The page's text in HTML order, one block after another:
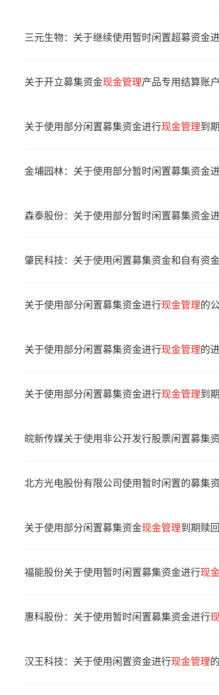
三元生物：关于继续使用暂时闲置超募资金
关于开立募集资金现金管理产品专用结算账
关于使用部分闲置募集资金进行现金管理到
金埔园林：关于使用部分暂时闲置募集资金
森泰股份：关于使用部分暂时闲置募集资金
肇民科技：关于使用闲置募集资金和自有资
关于使用部分闲置募集资金进行现金管理的
关于使用部分闲置募集资金进行现金管理的
关于使用部分闲置募集资金进行现金管理到
皖新传媒关于使用非公开发行股票闲置募集
北方光电股份有限公司使用暂时闲置的募集
关于使用部分闲置募集资金现金管理到期赎
福能股份关于使用暂时闲置募集资金进行现
惠科股份：关于使用暂时闲置募集资金进行
汉王科技：关于使用闲置资金进行现金管理